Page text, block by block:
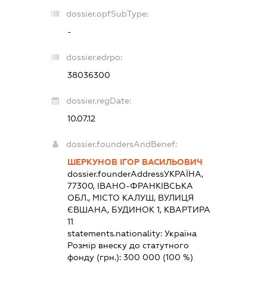
dossier.opfSubType:
-
dossier.edrpo:
38036300
dossier.regDate:
10.07.12
dossier.foundersAndBenef:
ШЕРКУНОВ ІГОР ВАСИЛЬОВИЧ
dossier.founderAddressУКРАЇНА,
77300, ІВАНО-ФРАНКІВСЬКА
ОБЛ., МІСТО КАЛУШ, ВУЛИЦЯ
ЄВШАНА, БУДИНОК 1, КВАРТИРА
11
statements.nationality: Україна
Розмір внеску до статутного
фонду (грн.): 300 000 (100 %)